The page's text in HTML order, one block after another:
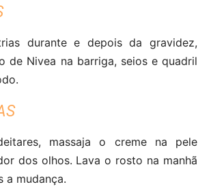
durante e depois da gravidez,
de Nivea na barriga, seios e quadril
massaja o creme na pele
dos olhos. Lava o rosto na manhã
a mudança.